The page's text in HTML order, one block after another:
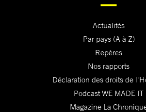
Actualités
Par pays (A à Z)
Repères
Nos rapports
Déclaration des droits de
Podcast WE MADE IT
Magazine La